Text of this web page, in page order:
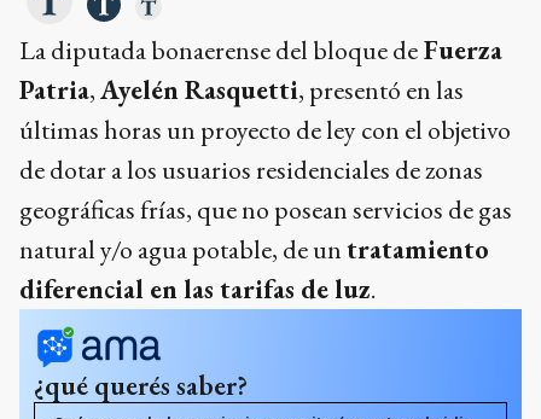
La diputada bonaerense del bloque deFuerza
Patria,Ayelén Rasquetti, presentó en las
últimas horas un proyecto de ley con el objetivo
de dotar a los usuarios residenciales de zonas
geográficas frías, que no posean servicios de gas
natural y/o agua potable, de untratamiento
diferencial en las tarifas de luz.
¿qué querés saber?